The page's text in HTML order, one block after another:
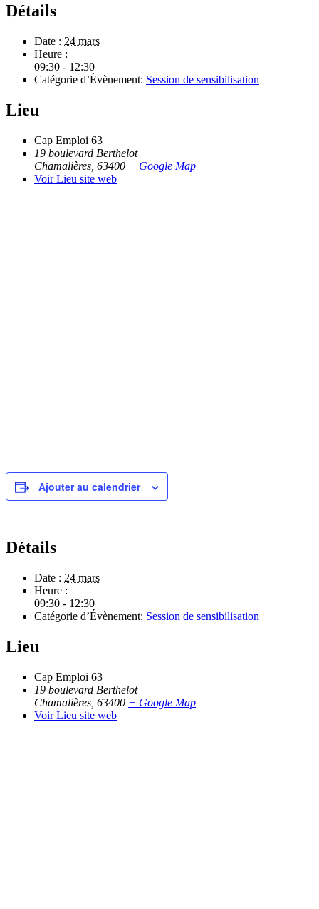
Détails
Date : 24 mars
Heure :
09:30 - 12:30
Catégorie d’Évènement: Session de sensibilisation
Lieu
Cap Emploi 63
19 boulevard Berthelot
Chamalières 63400 + Google Map
Voir Lieu site web
Ajouter au calendrier
Détails
Date : 24 mars
Heure :
09:30 - 12:30
Catégorie d’Évènement: Session de sensibilisation
Lieu
Cap Emploi 63
19 boulevard Berthelot
Chamalières 63400 + Google Map
Voir Lieu site web